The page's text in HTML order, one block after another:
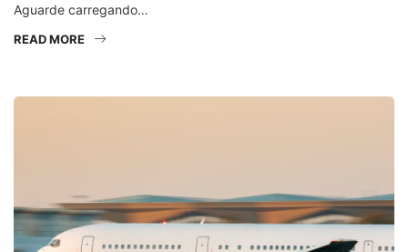
Aguarde carregando…
READ MORE